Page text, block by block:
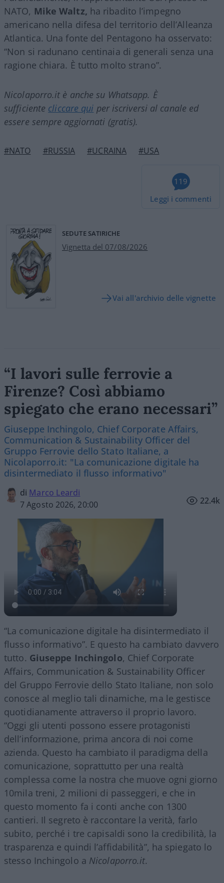
NATO, Mike Waltz, ha ribadito l’impegno
americano nella difesa del territorio dell’Alleanza
Atlantica. Una fonte del Pentagono ha osservato:
“Non si radunano centinaia di generali senza una
ragione chiara. È tutto molto strano”.
Nicolaporro.it è anche su Whatsapp. È
sufficiente cliccare qui per iscriversi al canale ed
essere sempre aggiornati (gratis).
#NATO #RUSSIA #UCRAINA #USA
119
Leggi i commenti
SEDUTE SATIRICHE
Vignetta del 07/08/2026
Vai all'archivio delle vignette
“I lavori sulle ferrovie a
Firenze? Così abbiamo
spiegato che erano necessari”
Giuseppe Inchingolo, Chief Corporate Affairs,
Communication & Sustainability Officer del
Gruppo Ferrovie dello Stato Italiane, a
Nicolaporro.it: "La comunicazione digitale ha
disintermediato il flusso informativo"
di Marco Leardi
7 Agosto 2026, 20:00
22.4k
“La comunicazione digitale ha disintermediato il
flusso informativo”. E questo ha cambiato davvero
tutto. Giuseppe Inchingolo, Chief Corporate
Affairs, Communication & Sustainability Officer
del Gruppo Ferrovie dello Stato Italiane, non solo
conosce al meglio tali dinamiche, ma le gestisce
quotidianamente attraverso il proprio lavoro.
“Oggi gli utenti possono essere protagonisti
dell’informazione, prima ancora di noi come
azienda. Questo ha cambiato il paradigma della
comunicazione, soprattutto per una realtà
complessa come la nostra che muove ogni giorno
10mila treni, 2 milioni di passeggeri, e che in
questo momento fa i conti anche con 1300
cantieri. Il segreto è raccontare la verità, farlo
subito, perché i tre capisaldi sono la credibilità, la
trasparenza e quindi l’affidabilità”, ha spiegato lo
stesso Inchingolo a Nicolaporro.it.